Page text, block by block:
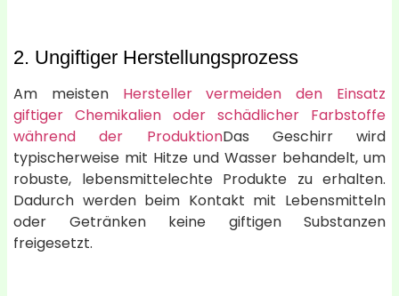
2. Ungiftiger Herstellungsprozess
Am meisten Hersteller vermeiden den Einsatz
giftiger Chemikalien oder schädlicher Farbstoffe
während der ProduktionDas Geschirr wird
typischerweise mit Hitze und Wasser behandelt, um
robuste, lebensmittelechte Produkte zu erhalten.
Dadurch werden beim Kontakt mit Lebensmitteln
oder Getränken keine giftigen Substanzen
freigesetzt.